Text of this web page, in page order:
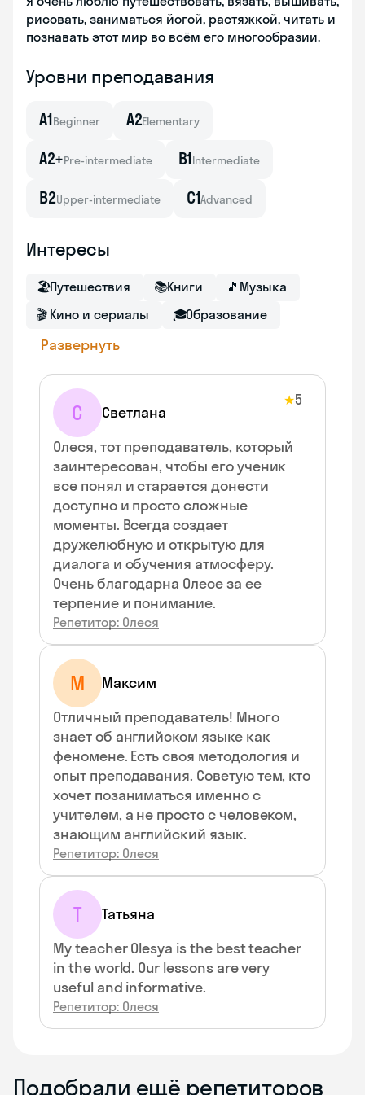
рисовать, заниматься йогой, растяжкой, читать и
познавать этот мир во всём его многообразии.
Уровни преподавания
A1Beginner A2Elementary
A2+Pre-intermediate B1Intermediate
B2Upper-intermediate C1Advanced
Интересы
🏖Путешествия 📚Книги 🎵 Музыка
🎬 Кино и сериалы 🎓Образование
Развернуть
С Светлана
★5
Олеся, тот преподаватель, который
заинтересован, чтобы его ученик
все понял и старается донести
доступно и просто сложные
моменты. Всегда создает
дружелюбную и открытую для
диалога и обучения атмосферу.
Очень благодарна Олесе за ее
терпение и понимание.
Репетитор: Олеся
М
Максим
Отличный преподаватель! Много
знает об английском языке как
феномене. Есть своя методология и
опыт преподавания. Советую тем, кто
хочет позаниматься именно с
учителем, а не просто с человеком,
знающим английский язык.
Репетитор: Олеся
Т
Татьяна
My teacher Olesya is the best teacher
in the world. Our lessons are very
useful and informative.
Репетитор: Олеся
Подобрали ещё репетиторов